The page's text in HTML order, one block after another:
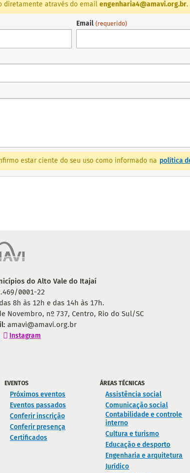
diretamente através do email engenharia4@amavi.org.br.
Email (requerido)
estar ciente do seu uso como informado na política
do Alto Vale do Itajaí
0001-22
8h às 12h e das 14h às 17h.
Novembro, nº 737, Centro, Rio do Sul/SC
amavi@amavi.org.br
Instagram
EVENTOS
Próximos eventos
Eventos passados
Conferir inscrição
Conferir presença
Certificados
ÁREAS TÉCNICAS
Assistência social
Comunicação social
Contabilidade e controle
interno
Cultura e turismo
Educação e desporto
Engenharia e arquitetura
Jurídico